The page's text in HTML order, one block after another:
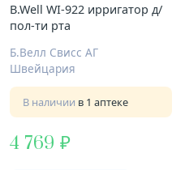
B.Well WI-922 ирригатор д/
пол-ти рта
Б.Велл Свисс АГ
Швейцария
В наличии в 1 аптеке
4 769